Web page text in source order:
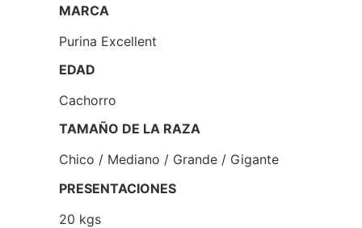
MARCA
Purina Excellent
EDAD
Cachorro
TAMAÑO DE LA RAZA
Chico / Mediano / Grande / Gigante
PRESENTACIONES
20 kgs